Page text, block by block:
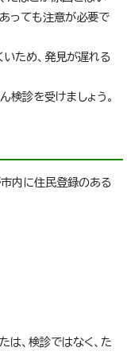
っても注意が必要で
ため、発見が遅れる
検診を受けましょう。
内に住民登録のある
、検診ではなく、た